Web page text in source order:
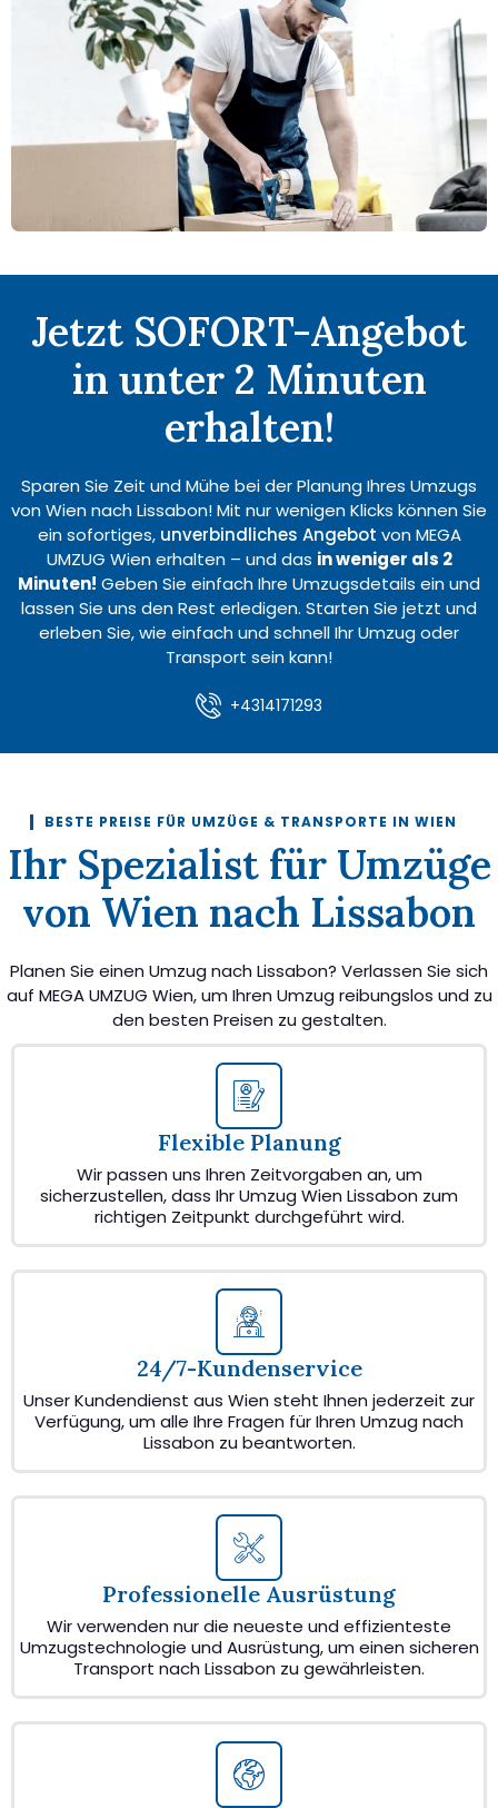
Jetzt SOFORT-Angebot
in unter 2 Minuten
erhalten!
Sparen Sie Zeit und Mühe bei der Planung Ihres Umzugs
von Wien nach Lissabon! Mit nur wenigen Klicks können Sie
ein sofortiges, unverbindliches Angebot von MEGA
UMZUG Wien erhalten – und das in weniger als 2
Minuten! Geben Sie einfach Ihre Umzugsdetails ein und
lassen Sie uns den Rest erledigen. Starten Sie jetzt und
erleben Sie, wie einfach und schnell Ihr Umzug oder
Transport sein kann!
+4314171293
BESTE PREISE FÜR UMZÜGE & TRANSPORTE IN WIEN
Ihr Spezialist für Umzüge
von Wien nach Lissabon
Planen Sie einen Umzug nach Lissabon? Verlassen Sie sich
auf MEGA UMZUG Wien, um Ihren Umzug reibungslos und zu
den besten Preisen zu gestalten.
Flexible Planung
Wir passen uns Ihren Zeitvorgaben an, um
sicherzustellen, dass Ihr Umzug Wien Lissabon zum
richtigen Zeitpunkt durchgeführt wird.
24/7-Kundenservice
Unser Kundendienst aus Wien steht Ihnen jederzeit zur
Verfügung, um alle Ihre Fragen für Ihren Umzug nach
Lissabon zu beantworten.
Professionelle Ausrüstung
Wir verwenden nur die neueste und effizienteste
Umzugstechnologie und Ausrüstung, um einen sicheren
Transport nach Lissabon zu gewährleisten.